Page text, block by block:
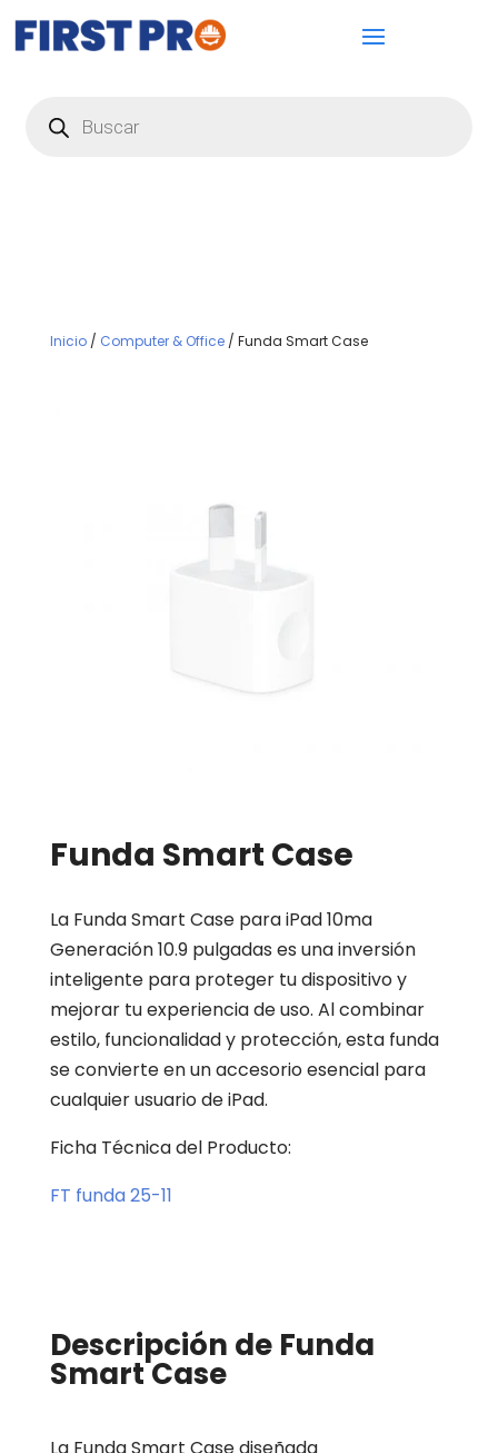
productos
Inicio/ Computer & Office/ Funda Smart Case
Funda Smart Case
La Funda Smart Case para iPad 10ma
Generación 10.9 pulgadas es una inversión
inteligente para proteger tu dispositivo y
mejorar tu experiencia de uso. Al combinar
estilo, funcionalidad y protección, esta funda
se convierte en un accesorio esencial para
cualquier usuario de iPad.
Ficha Técnica del Producto:
FT funda 25-11
Descripción de Funda
Smart Case